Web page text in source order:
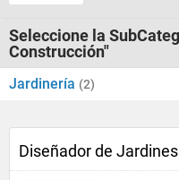
Seleccione la
Construcción"
Jardinería (2)
Diseñador de